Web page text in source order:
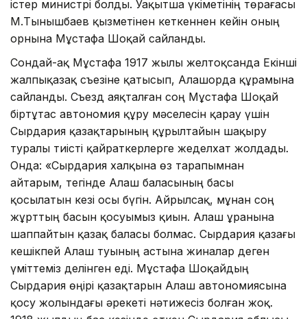
істер министрі болды. Уақытша үкіметінің төрағасы
М.Тынышбаев қызметінен кеткеннен кейін оның
орнына Мұстафа Шоқай сайланды.
Сондай-ақ Мұстафа 1917 жылы желтоқсанда Екінші
жалпықазақ съезіне қатысып, Алашорда құрамына
сайланды. Съезд аяқталған соң Мұстафа Шоқай
біртұтас автономия құру мәселесін қарау үшін
Сырдария қазақтарының құрылтайын шақыру
туралы тиісті қайраткерлерге жеделхат жолдады.
Онда: «Сырдария халқына өз тарапымнан
айтарым, тегінде Алаш баласының басы
қосылатын кезі осы бүгін. Айрылсақ, мұнан соң
жұрттың басын қосуымыз қиын. Алаш ұранына
шаппайтын қазақ баласы болмас. Сырдария қазағы
кешікпей Алаш туының астына жиналар деген
үміттеміз делінген еді. Мұстафа Шоқайдың
Сырдария өңірі қазақтарын Алаш автономиясына
қосу жолындағы әрекеті нәтижесіз болған жоқ.